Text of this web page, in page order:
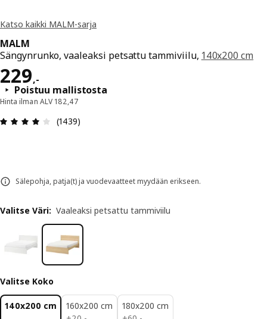
Katso kaikki MALM-sarja
MALM
Sängynrunko, vaaleaksi petsattu tammiviilu, 140x200 cm
229,-
Hinta 229,-
Poistuu mallistosta
Hinta ilman ALV 182,47
: 4 / 5 tähteä. Arvostelut yhteensä: 1439
(1439)
Sälepohja, patja(t) ja vuodevaatteet myydään erikseen.
Valitse Väri: Vaaleaksi petsattu tammiviilu
Valitse Koko
140x200 cm
160x200 cm
20,-
180x200 cm
60,-